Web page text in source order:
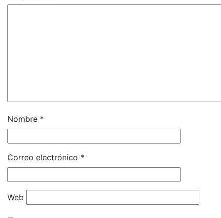
Nombre *
Correo electrónico *
Web